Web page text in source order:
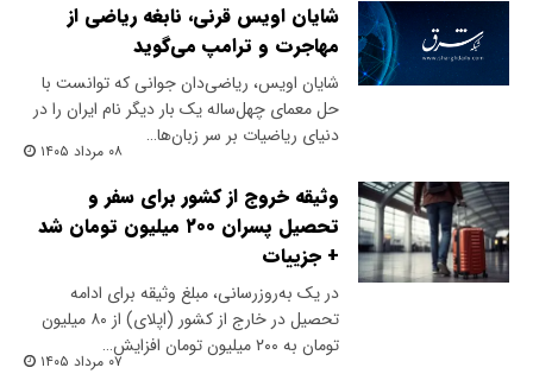
شایان اویس قرنی، نابغه ریاضی از
مهاجرت و ترامپ می‌گوید
شایان اویس، ریاضی‌دان جوانی که توانست با
حل معمای چهل‌ساله یک بار دیگر نام ایران را در
دنیای ریاضیات بر سر زبان‌ها…
۰۸ مرداد ۱۴۰۵
وثیقه خروج از کشور برای سفر و
تحصیل پسران ۲۰۰ میلیون تومان شد
+ جزییات
در یک به‌روزرسانی، مبلغ وثیقه برای ادامه
تحصیل در خارج از کشور (اپلای) از ۸۰ میلیون
تومان به ۲۰۰ میلیون تومان افزایش…
۰۷ مرداد ۱۴۰۵